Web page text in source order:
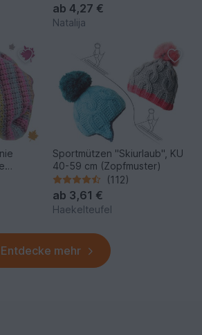
ab 4,27 €
Natalija
Sportmützen "Skiurlaub", KU
40-59 cm (Zopfmuster)
(112)
ab 3,61 €
Haekelteufel
Entdecke mehr